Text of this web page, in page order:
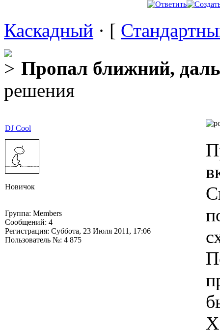
Каскадный · [
Пропал ближний,
решения
DJ Cool
Новичок
Группа: Members
Сообщений: 4
Регистрация: Суббота, 23 Июля 2011, 17:06
Пользователь №: 4 875
Х